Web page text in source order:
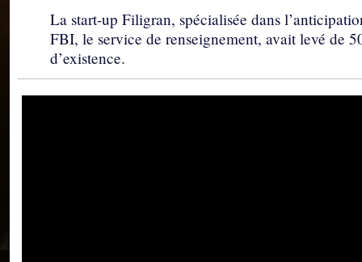
La start-up Filigran, spécialisée dans
FBI, le service de renseignement, avait levé de
d’existence.